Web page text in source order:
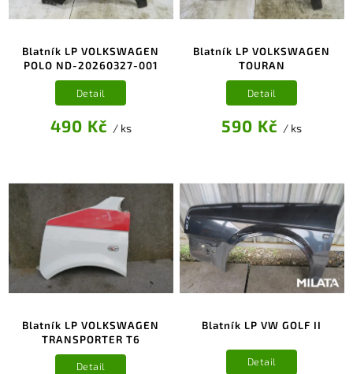
Blatník LP VOLKSWAGEN
POLO ND-20260327-001
490 Kč / ks
Detail
Blatník LP VOLKSWAGEN
TOURAN
590 Kč / ks
Detail
Blatník LP VOLKSWAGEN
TRANSPORTER T6
Detail
Blatník LP VW GOLF II
Detail